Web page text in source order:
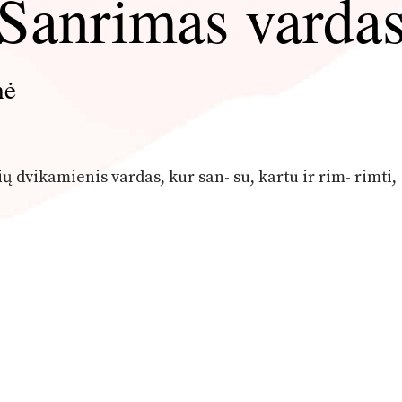
dvikamienis vardas, kur san- su, kartu ir rim- rimti,